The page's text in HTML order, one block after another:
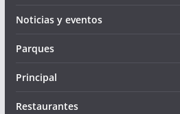
Noticias y eventos
Parques
Principal
Restaurantes